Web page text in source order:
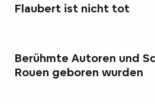
Flaubert ist nicht tot
Berühmte Autoren und
Rouen geboren wurden